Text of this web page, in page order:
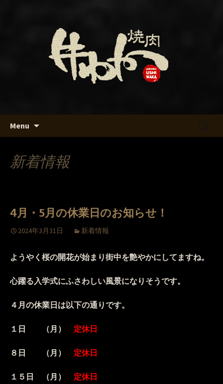
名古屋・名駅の焼肉「牛わか」
のブログ
Menu
新着情報
4月・5月の休業日のお知らせ！
2024年3月31日 新着情報
ようやく桜の開花が始まり街中を艶やかにしてますね。
心躍る入学式にふさわしい風景になりそうです。
４月の休業日は以下の通りです。
１日 （月） 定休日
８日 （月） 定休日
１５日 （月） 定休日